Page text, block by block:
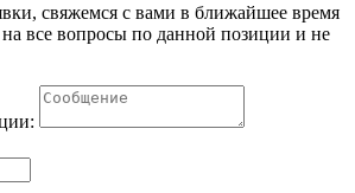
свяжемся с вами в ближайшее время
все вопросы по данной позиции и не